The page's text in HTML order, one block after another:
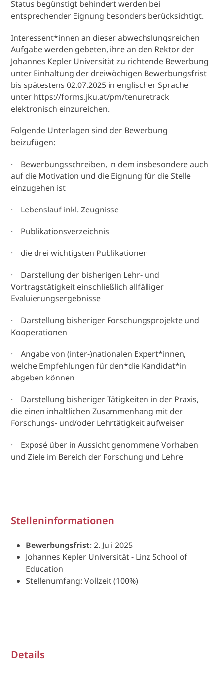
Status begünstigt behindert werden bei
entsprechender Eignung besonders berücksichtigt.
Interessent*innen an dieser abwechslungsreichen
Aufgabe werden gebeten, ihre an den Rektor der
Johannes Kepler Universität zu richtende Bewerbung
unter Einhaltung der dreiwöchigen Bewerbungsfrist
bis spätestens 02.07.2025 in englischer Sprache
unter https://forms.jku.at/pm/tenuretrack
elektronisch einzureichen.
Folgende Unterlagen sind der Bewerbung
beizufügen:
· Bewerbungsschreiben, in dem insbesondere auch
auf die Motivation und die Eignung für die Stelle
einzugehen ist
· Lebenslauf inkl. Zeugnisse
· Publikationsverzeichnis
· die drei wichtigsten Publikationen
· Darstellung der bisherigen Lehr- und
Vortragstätigkeit einschließlich allfälliger
Evaluierungsergebnisse
· Darstellung bisheriger Forschungsprojekte und
Kooperationen
· Angabe von (inter-)nationalen Expert*innen,
welche Empfehlungen für den*die Kandidat*in
abgeben können
· Darstellung bisheriger Tätigkeiten in der Praxis,
die einen inhaltlichen Zusammenhang mit der
Forschungs- und/oder Lehrtätigkeit aufweisen
· Exposé über in Aussicht genommene Vorhaben
und Ziele im Bereich der Forschung und Lehre
Stelleninformationen
Bewerbungsfrist: 2. Juli 2025
Johannes Kepler Universität - Linz School of
Education
Stellenumfang: Vollzeit (100%)
Details